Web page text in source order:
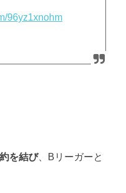
96yz1xnohm
を結び、Bリーガーと